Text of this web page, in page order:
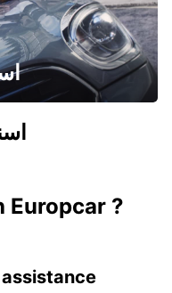
Europcar ?